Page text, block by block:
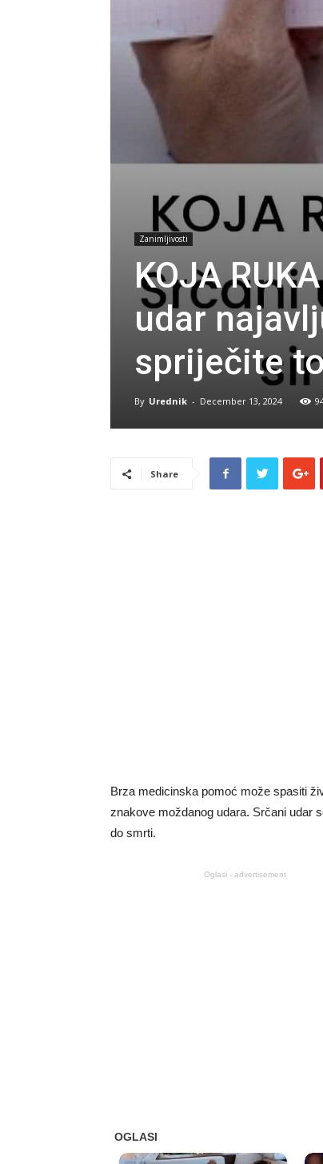
Zanimljivosti
KOJA
udar
spriječite
By Urednik - December 13, 2024
Share
Brza medicinska pomoć može spasiti
znakove moždanog udara. Srčani udar
do smrti.
Oglasi - advertisement